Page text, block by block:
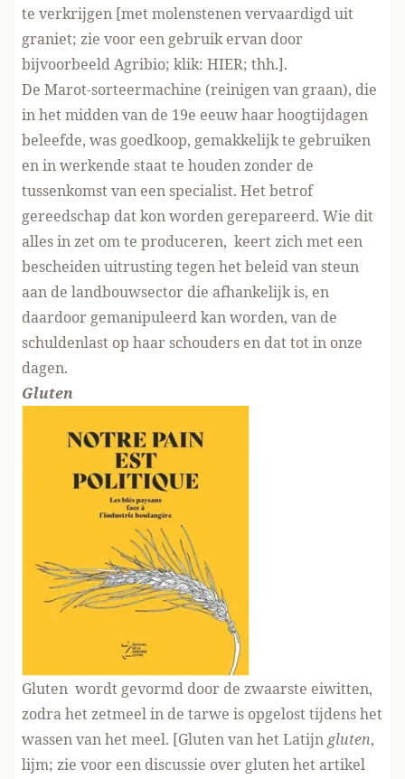
te verkrijgen [met molenstenen vervaardigd uit
graniet; zie voor een gebruik ervan door
bijvoorbeeld Agribio; klik: HIER; thh.].
De Marot-sorteermachine (reinigen van graan), die
in het midden van de 19e eeuw haar hoogtijdagen
beleefde, was goedkoop, gemakkelijk te gebruiken
en in werkende staat te houden zonder de
tussenkomst van een specialist. Het betrof
gereedschap dat kon worden gerepareerd. Wie dit
alles in zet om te produceren, keert zich met een
bescheiden uitrusting tegen het beleid van steun
aan de landbouwsector die afhankelijk is, en
daardoor gemanipuleerd kan worden, van de
schuldenlast op haar schouders en dat tot in onze
dagen.
Gluten
Gluten wordt gevormd door de zwaarste eiwitten,
zodra het zetmeel in de tarwe is opgelost tijdens het
wassen van het meel. [Glutenvan het Latijn gluten,
lijm; zie voor een discussie over gluten het artikel